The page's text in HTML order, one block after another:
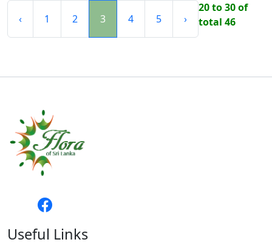
‹ 1 2 3 4 5 ›
20 to 30 of
total 46
Useful Links